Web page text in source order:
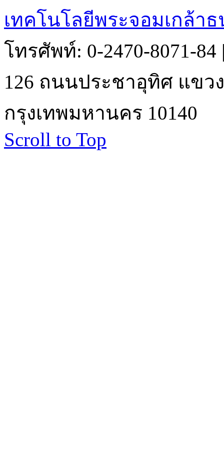
เทคโนโลยีพระจอมเกล้า
โทรศัพท์: 0-2470-8071-84
126 ถนนประชาอุทิศ แขว
กรุงเทพมหานคร 10140
Scroll to Top